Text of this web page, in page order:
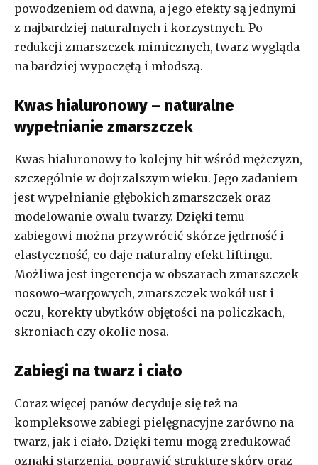
powodzeniem od dawna, a jego efekty są jednymi
z najbardziej naturalnych i korzystnych. Po
redukcji zmarszczek mimicznych, twarz wygląda
na bardziej wypoczętą i młodszą.
Kwas hialuronowy – naturalne
wypełnianie zmarszczek
Kwas hialuronowy to kolejny hit wśród mężczyzn,
szczególnie w dojrzalszym wieku. Jego zadaniem
jest wypełnianie głębokich zmarszczek oraz
modelowanie owalu twarzy. Dzięki temu
zabiegowi można przywrócić skórze jędrność i
elastyczność, co daje naturalny efekt liftingu.
Możliwa jest ingerencja w obszarach zmarszczek
nosowo-wargowych, zmarszczek wokół ust i
oczu, korekty ubytków objętości na policzkach,
skroniach czy okolic nosa.
Zabiegi na twarz i ciało
Coraz więcej panów decyduje się też na
kompleksowe zabiegi pielęgnacyjne zarówno na
twarz, jak i ciało. Dzięki temu mogą zredukować
oznaki starzenia, poprawić strukturę skóry oraz